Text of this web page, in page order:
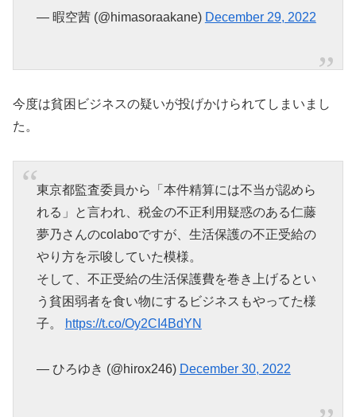
— 暇空茜 (@himasoraakane) December 29, 2022
今度は貧困ビジネスの疑いが投げかけられてしまいまし
た。
東京都監査委員から「本件精算には不当が認めら
れる」と言われ、税金の不正利用疑惑のある仁藤
夢乃さんのcolaboですが、生活保護の不正受給の
やり方を示唆していた模様。
そして、不正受給の生活保護費を巻き上げるとい
う貧困弱者を食い物にするビジネスもやってた様
子。
https://t.co/Oy2CI4BdYN
— ひろゆき (@hirox246) December 30, 2022